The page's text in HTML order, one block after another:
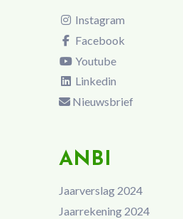
Instagram
Facebook
Youtube
Linkedin
Nieuwsbrief
ANBI
Jaarverslag 2024
Jaarrekening 2024